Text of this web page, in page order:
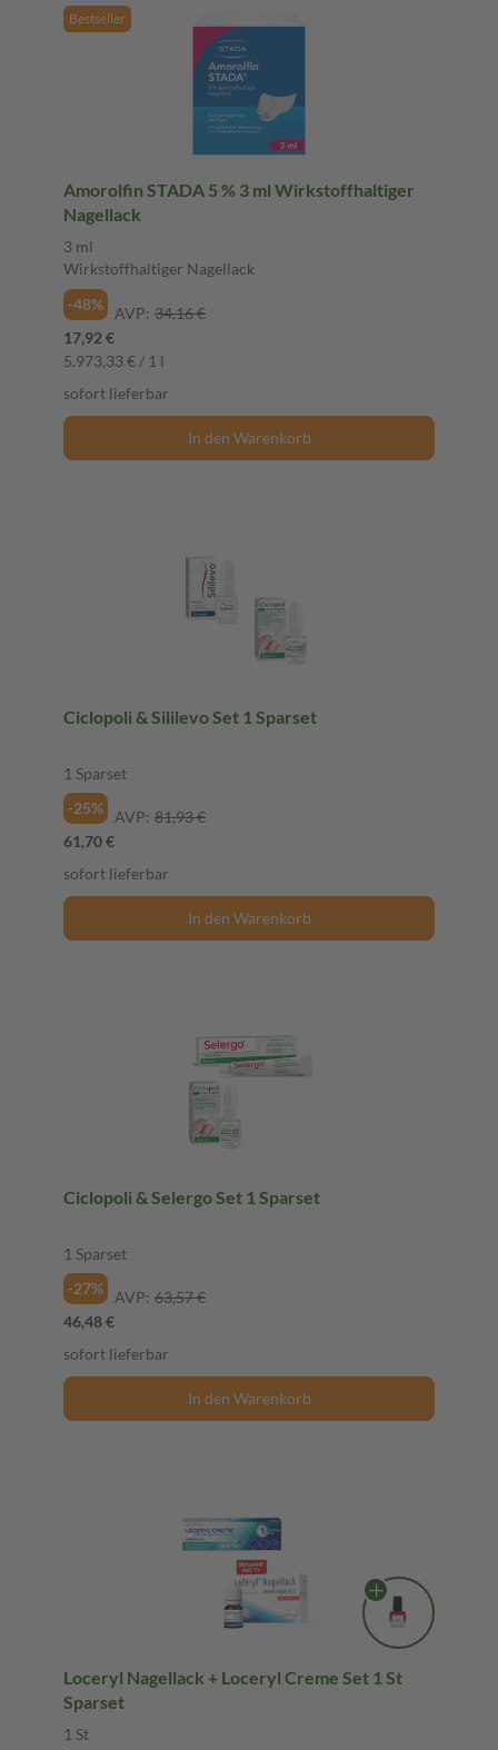
Bestseller
Amorolfin STADA 5 % 3 ml Wirkstoffhaltiger
Nagellack
3 ml
Wirkstoffhaltiger Nagellack
-48%
AVP: 34,16 €
17,92 €
5.973,33 € / 1 l
sofort lieferbar
In den Warenkorb
Ciclopoli & Sililevo Set 1 Sparset
1 Sparset
-25%
AVP: 81,93 €
61,70 €
sofort lieferbar
In den Warenkorb
Ciclopoli & Selergo Set 1 Sparset
1 Sparset
-27%
AVP: 63,57 €
46,48 €
sofort lieferbar
In den Warenkorb
Loceryl Nagellack + Loceryl Creme Set 1 St
Sparset
1 St